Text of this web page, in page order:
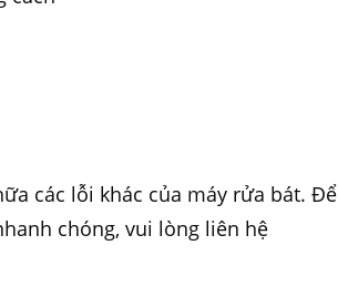
các lỗi khác của máy rửa bát. Để
chóng, vui lòng liên hệ